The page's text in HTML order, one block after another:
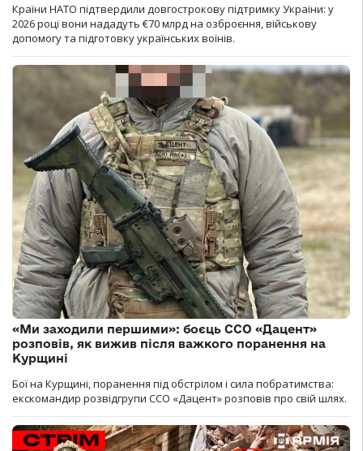
Країни НАТО підтвердили довгострокову підтримку України: у
2026 році вони нададуть €70 млрд на озброєння, військову
допомогу та підготовку українських воїнів.
«Ми заходили першими»: боєць ССО «Дацент»
розповів, як вижив після важкого поранення на
Курщині
Бої на Курщині, поранення під обстрілом і сила побратимства:
екскомандир розвідгрупи ССО «Дацент» розповів про свій шлях.